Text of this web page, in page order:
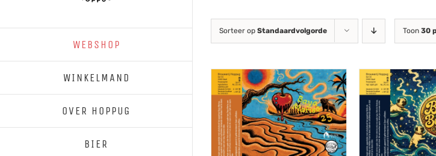
WEBSHOP
WINKELMAND
OVER HOPPUG
BIER
Sorteer op Standaardvolgorde Toon 30